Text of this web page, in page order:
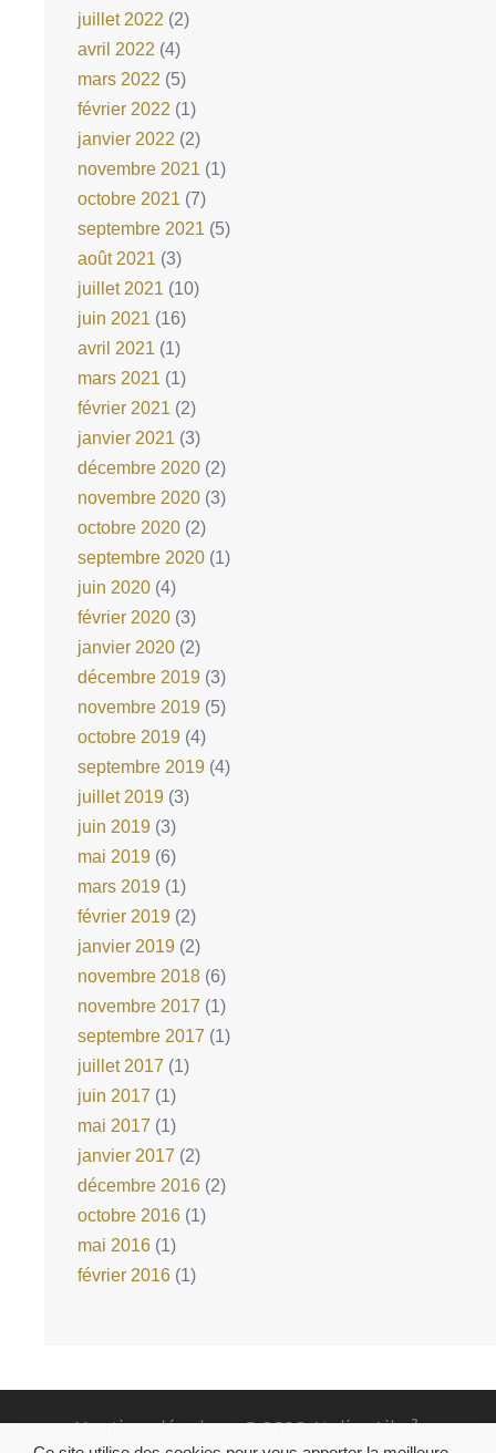
juillet 2022 (2)
avril 2022 (4)
mars 2022 (5)
février 2022 (1)
janvier 2022 (2)
novembre 2021 (1)
octobre 2021 (7)
septembre 2021 (5)
août 2021 (3)
juillet 2021 (10)
juin 2021 (16)
avril 2021 (1)
mars 2021 (1)
février 2021 (2)
janvier 2021 (3)
décembre 2020 (2)
novembre 2020 (3)
octobre 2020 (2)
septembre 2020 (1)
juin 2020 (4)
février 2020 (3)
janvier 2020 (2)
décembre 2019 (3)
novembre 2019 (5)
octobre 2019 (4)
septembre 2019 (4)
juillet 2019 (3)
juin 2019 (3)
mai 2019 (6)
mars 2019 (1)
février 2019 (2)
janvier 2019 (2)
novembre 2018 (6)
novembre 2017 (1)
septembre 2017 (1)
juillet 2017 (1)
juin 2017 (1)
mai 2017 (1)
janvier 2017 (2)
décembre 2016 (2)
octobre 2016 (1)
mai 2016 (1)
février 2016 (1)
Mentions légales- © 2020 Atelier Aile ².